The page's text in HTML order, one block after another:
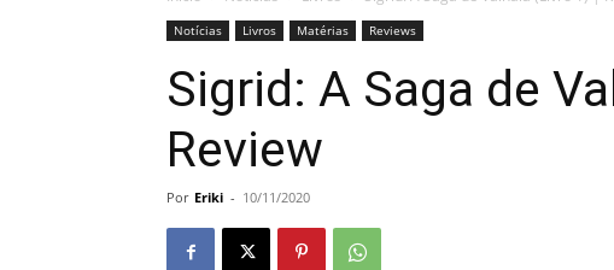
Notícias Livros Matérias Reviews
Sigrid: A Saga de
Review
Por Eriki - 10/11/2020